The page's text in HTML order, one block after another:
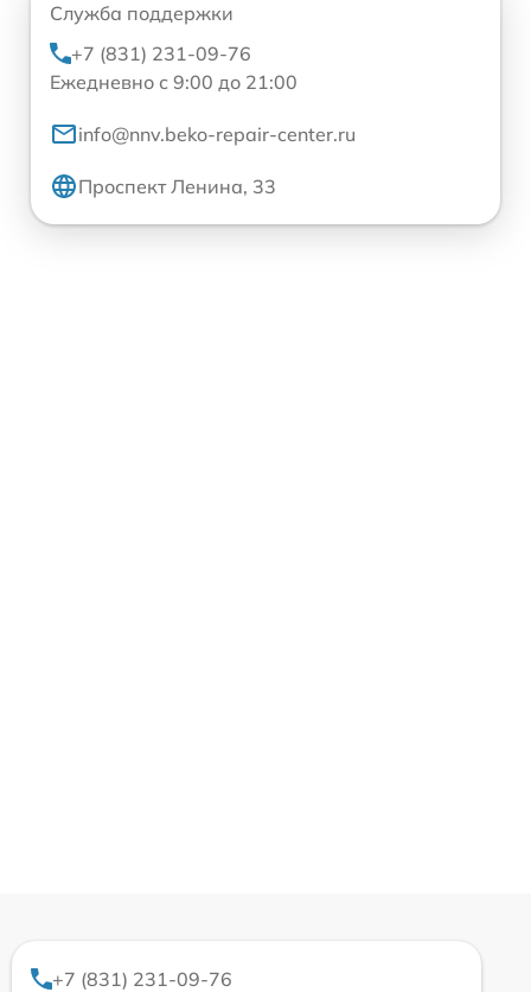
Служба поддержки
+7 (831) 231-09-76
Ежедневно с 9:00 до 21:00
info@nnv.beko-repair-center.ru
Проспект Ленина, 33
+7 (831) 231-09-76